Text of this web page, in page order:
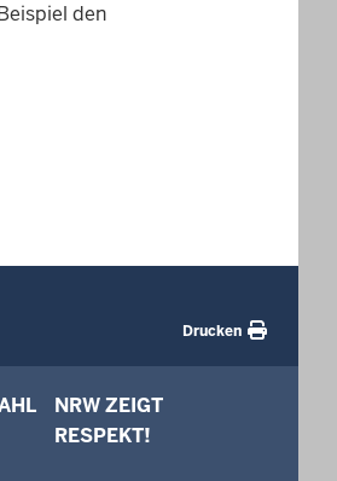
den
Drucken
NRW ZEIGT
RESPEKT!